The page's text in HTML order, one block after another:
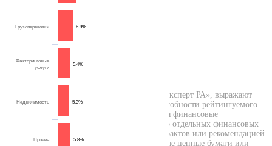
6.9%
5.4%
5.3%
5.8%
Грузоперевозки
Факторинговые
услуги
Недвижимость
Прочее
Кредитные рейтинги, присваиваемые АО «Эксперт РА», выражают
мнение АО «Эксперт РА» относительно способности рейтингуемого
лица (эмитента) исполнять принятые на себя финансовые
обязательства и (или) о кредитном риске его отдельных финансовых
обязательств и не являются установлением фактов или рекомендацией
покупать, держать или продавать те или иные ценные бумаги или